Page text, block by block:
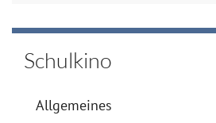
Schulkino
Allgemeines